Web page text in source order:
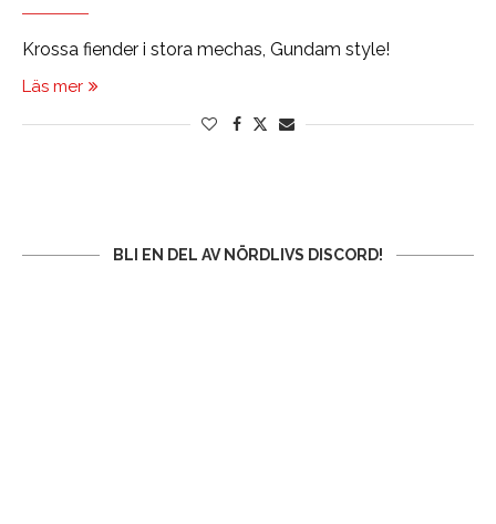
Krossa fiender i stora mechas, Gundam style!
Läs mer
BLI EN DEL AV NÖRDLIVS DISCORD!